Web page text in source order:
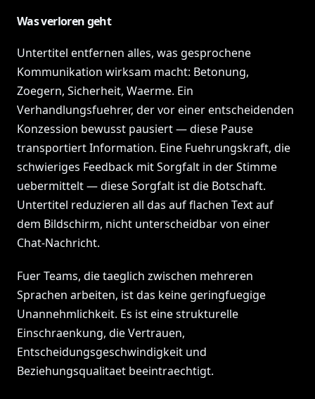
Was verloren geht
Untertitel entfernen alles, was gesprochene
Kommunikation wirksam macht: Betonung,
Zoegern, Sicherheit, Waerme. Ein
Verhandlungsfuehrer, der vor einer entscheidenden
Konzession bewusst pausiert — diese Pause
transportiert Information. Eine Fuehrungskraft, die
schwieriges Feedback mit Sorgfalt in der Stimme
uebermittelt — diese Sorgfalt ist die Botschaft.
Untertitel reduzieren all das auf flachen Text auf
dem Bildschirm, nicht unterscheidbar von einer
Chat-Nachricht.
Fuer Teams, die taeglich zwischen mehreren
Sprachen arbeiten, ist das keine geringfuegige
Unannehmlichkeit. Es ist eine strukturelle
Einschraenkung, die Vertrauen,
Entscheidungsgeschwindigkeit und
Beziehungsqualitaet beeintraechtigt.